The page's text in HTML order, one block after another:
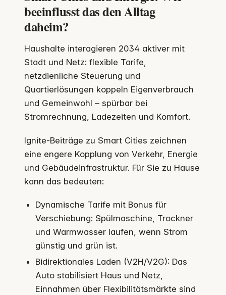
beeinflusst das den Alltag
daheim?
Haushalte interagieren 2034 aktiver mit
Stadt und Netz: flexible Tarife,
netzdienliche Steuerung und
Quartierlösungen koppeln Eigenverbrauch
und Gemeinwohl – spürbar bei
Stromrechnung, Ladezeiten und Komfort.
Ignite-Beiträge zu Smart Cities zeichnen
eine engere Kopplung von Verkehr, Energie
und Gebäudeinfrastruktur. Für Sie zu Hause
kann das bedeuten:
Dynamische Tarife mit Bonus für
Verschiebung: Spülmaschine, Trockner
und Warmwasser laufen, wenn Strom
günstig und grün ist.
Bidirektionales Laden (V2H/V2G): Das
Auto stabilisiert Haus und Netz,
Einnahmen über Flexibilitätsmärkte sind